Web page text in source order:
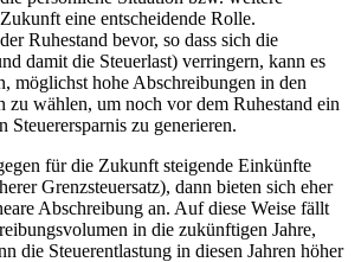
eine entscheidende Rolle.
Ruhestand bevor, so dass sich die
damit die Steuerlast) verringern, kann es
möglichst hohe Abschreibungen in den
zu wählen, um noch vor dem Ruhestand ein
Steuerersparnis zu generieren.
für die Zukunft steigende Einkünfte
Grenzsteuersatz), dann bieten sich eher
Abschreibung an. Auf diese Weise fällt
in die zukünftigen Jahre,
die Steuerentlastung in diesen Jahren höher